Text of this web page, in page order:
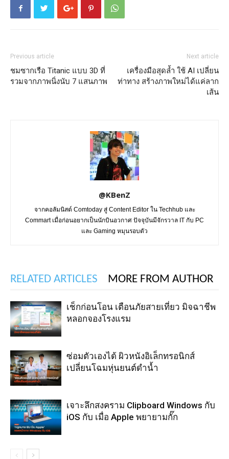
Previous article
ชมซากเรือ Titanic แบบ 3D ที่
รวมจากภาพนิ่งนับ 7 แสนภาพ
Next article
เครื่องมือสุดล้ำ ใช้ AI เปลี่ยน
ท่าทาง สร้างภาพใหม่ได้แค่ลาก
เส้น
@KBenZ
จากคอลัมนิสต์ Comtoday สู่ Content Editor ใน Techhub และ
Commart เมื่อก่อนอยากเป็นนักบินอวกาศ ปัจจุบันมีจักรวาล IT กับ PC
และ Gaming หมุนรอบตัว
RELATED ARTICLES MORE FROM AUTHOR
เช็กก่อนโอน เตือนภัยสายเที่ยว มิจฉาชีพ
หลอกจองโรงแรม
ซ่อมตัวเองได้ ผิวหนังอิเล็กทรอนิกส์
เปลี่ยนโฉมหุ่นยนต์ดำน้ำ
เจาะลึกสงคราม Clipboard Windows กับ
iOS กับ เมื่อ Apple พยายามกั๊ก